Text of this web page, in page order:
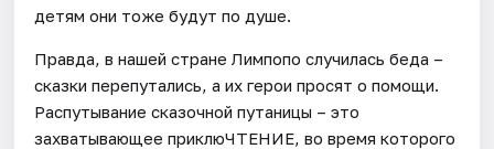
детям они тоже будут по душе.
Правда, в нашей стране Лимпопо случилась беда –
сказки перепутались, а их герои просят о помощи.
Распутывание сказочной путаницы – это
захватывающее приклюЧТЕНИЕ, во время которого